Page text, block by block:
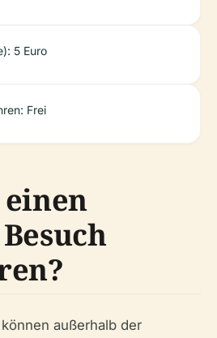
5 Euro
Frei
außerhalb der